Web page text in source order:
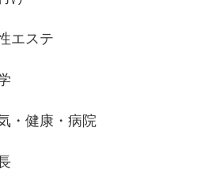
エステ
・健康・病院